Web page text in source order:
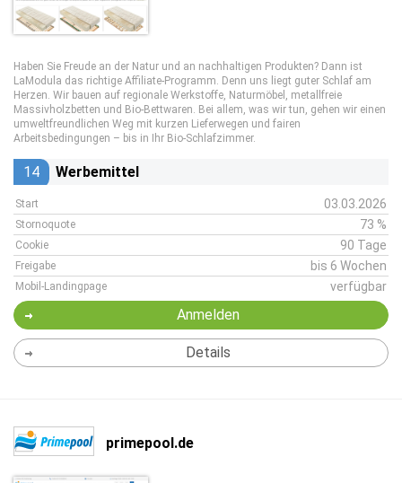
Haben Sie Freude an der Natur und an nachhaltigen Produkten? Dann ist
LaModula das richtige Affiliate-Programm. Denn uns liegt guter Schlaf am
Herzen. Wir bauen auf regionale Werkstoffe, Naturmöbel, metallfreie
Massivholzbetten und Bio-Bettwaren. Bei allem, was wir tun, gehen wir einen
umweltfreundlichen Weg mit kurzen Lieferwegen und fairen
Arbeitsbedingungen – bis in Ihr Bio-Schlafzimmer.
14 Werbemittel
Start 03.03.2026
Stornoquote 73 %
Cookie 90 Tage
Freigabe bis 6 Wochen
Mobil-Landingpage verfügbar
Anmelden
Details
primepool.de